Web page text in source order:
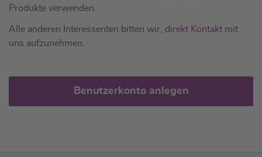
Produkte verwenden.
Alle anderen Interessenten bitten wir, direkt Kontakt mit
uns aufzunehmen.
Benutzerkonto anlegen